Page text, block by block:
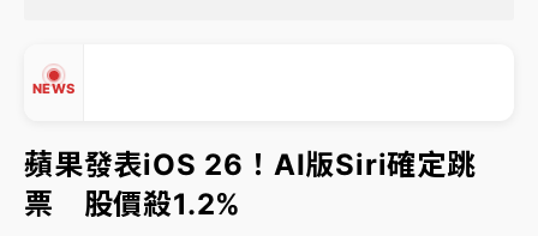
NEWS
中信慈善基金會想增加董事人數！辜仲諒向法院聲請遭
駁 理由曝光
故宮《龍藏經》特展第2檔！今線上預約開賣一度塞車
周六起展出延長至晚上7時
台東農業處長涉圖利渡假村！東檢抗告成功 今重開羈
蘋果發表iOS 26！AI版Siri確定跳
票 股價殺1.2%